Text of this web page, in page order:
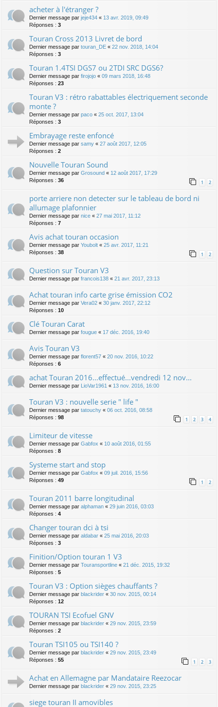
acheter à l'étranger ?
Dernier message par jeje434 « 13 avr. 2019, 09:49
Réponses : 3
Touran Cross 2013 Livret de bord
Dernier message par touran_DE « 22 nov. 2018, 14:04
Réponses : 3
Touran 1.4TSI DGS7 ou 2TDI SRC DGS6?
Dernier message par firojojo « 09 mars 2018, 16:48
Réponses : 23
Touran V3 : rétro rabattables électriquement seconde
monte ?
Dernier message par paco « 25 oct. 2017, 13:04
Réponses : 3
Embrayage reste enfoncé
Dernier message par samy « 27 août 2017, 12:05
Réponses : 2
Nouvelle Touran Sound
Dernier message par Grosound « 12 août 2017, 17:29
Réponses : 36 1 2
porte arriere non detecter sur le tableau de bord ni
allumage plafonnier
Dernier message par nice « 27 mai 2017, 11:12
Réponses : 7
Avis achat touran occasion
Dernier message par Youbolt « 25 avr. 2017, 11:21
Réponses : 38 1 2
Question sur Touran V3
Dernier message par francois138 « 21 avr. 2017, 23:13
Achat touran info carte grise émission CO2
Dernier message par Vera02 « 30 janv. 2017, 22:12
Réponses : 10
Clé Touran Carat
Dernier message par fougue « 17 déc. 2016, 19:40
Avis Touran V3
Dernier message par florent57 « 20 nov. 2016, 10:22
Réponses : 6
achat Touran 2016...effectué...vendredi 12 nov...
Dernier message par LioVar1961 « 13 nov. 2016, 16:00
Touran V3 : nouvelle serie " life "
Dernier message par tatouchy « 06 oct. 2016, 08:58
Réponses : 98 1 2 3 4
Limiteur de vitesse
Dernier message par Gabfox « 10 août 2016, 01:55
Réponses : 8
Systeme start and stop
Dernier message par Gabfox « 09 juil. 2016, 15:56
Réponses : 49 1 2
Touran 2011 barre longitudinal
Dernier message par alphaman « 29 juin 2016, 03:03
Réponses : 4
Changer touran dci à tsi
Dernier message par aldabar « 25 mai 2016, 20:03
Réponses : 3
Finition/Option touran 1 V3
Dernier message par Touransportline « 21 déc. 2015, 19:32
Réponses : 5
Touran V3 : Option sièges chauffants ?
Dernier message par blackrider « 30 nov. 2015, 00:14
Réponses : 12
TOURAN TSI Ecofuel GNV
Dernier message par blackrider « 29 nov. 2015, 23:59
Réponses : 2
Touran TSI105 ou TSI140 ?
Dernier message par blackrider « 29 nov. 2015, 23:49
Réponses : 55 1 2 3
Achat en Allemagne par Mandataire Reezocar
Dernier message par blackrider « 29 nov. 2015, 23:25
siege touran II amovibles